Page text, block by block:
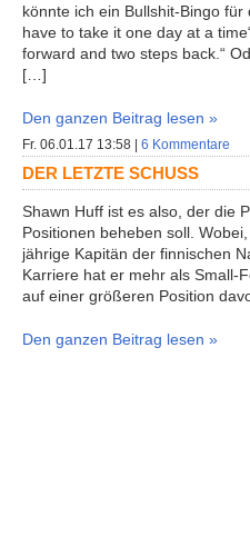
könnte ich ein Bullshit-Bingo
have to take it one day at a
forward and two steps back.“
[…]
Den ganzen Beitrag lesen »
Fr. 06.01.17 13:58 | 6 Kommentare
DER LETZTE SCHUSS
Shawn Huff ist es also, der die
Positionen beheben soll.
jährige Kapitän der finnischen
Karriere hat er mehr als Small-
auf einer größeren Position
Den ganzen Beitrag lesen »